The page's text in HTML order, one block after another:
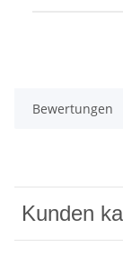
Bewertungen
Kunden